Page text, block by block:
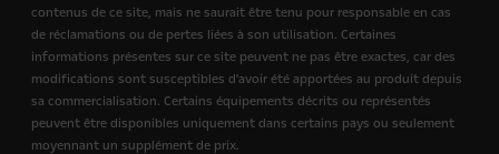
contenus de ce site, mais ne saurait être tenu pour responsable en cas
de réclamations ou de pertes liées à son utilisation. Certaines
informations présentes sur ce site peuvent ne pas être exactes, car des
modifications sont susceptibles d'avoir été apportées au produit depuis
sa commercialisation. Certains équipements décrits ou représentés
peuvent être disponibles uniquement dans certains pays ou seulement
moyennant un supplément de prix.